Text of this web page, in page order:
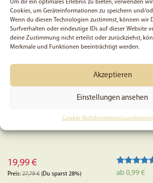
Um dir ein optimales Erlebnis zu bieten, verwenden
Cookies, um Geräteinformationen zu speichern und/
Wenn du diesen Technologien zustimmst, können wir
Surfverhalten oder eindeutige IDs auf dieser Website
deine Zustimmung nicht erteilst oder zurückziehst,
Merkmale und Funktionen beeinträchtigt werden.
Akzeptieren
Einstellungen ansehen
Cookie-RichtlinieImpressum
19,99 €
Preis: 27,79€ (Du sparst 28%)
Bewertet
5.00
ab0,99€